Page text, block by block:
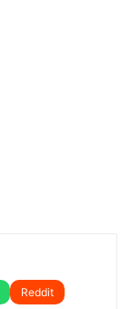
Reddit